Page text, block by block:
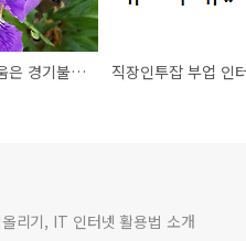
자기계발과 배움은 경기불황의 시대를 극복할 수 있는 열쇠다
리기, IT 인터넷 활용법 소개